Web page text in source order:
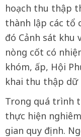
hoạch thu thập
thành lập các tổ
đó Cảnh sát khu
nòng cốt có
khóm, ấp, Hội
khai thu thập dữ
Trong quá trình
thực hiện
gian quy định.